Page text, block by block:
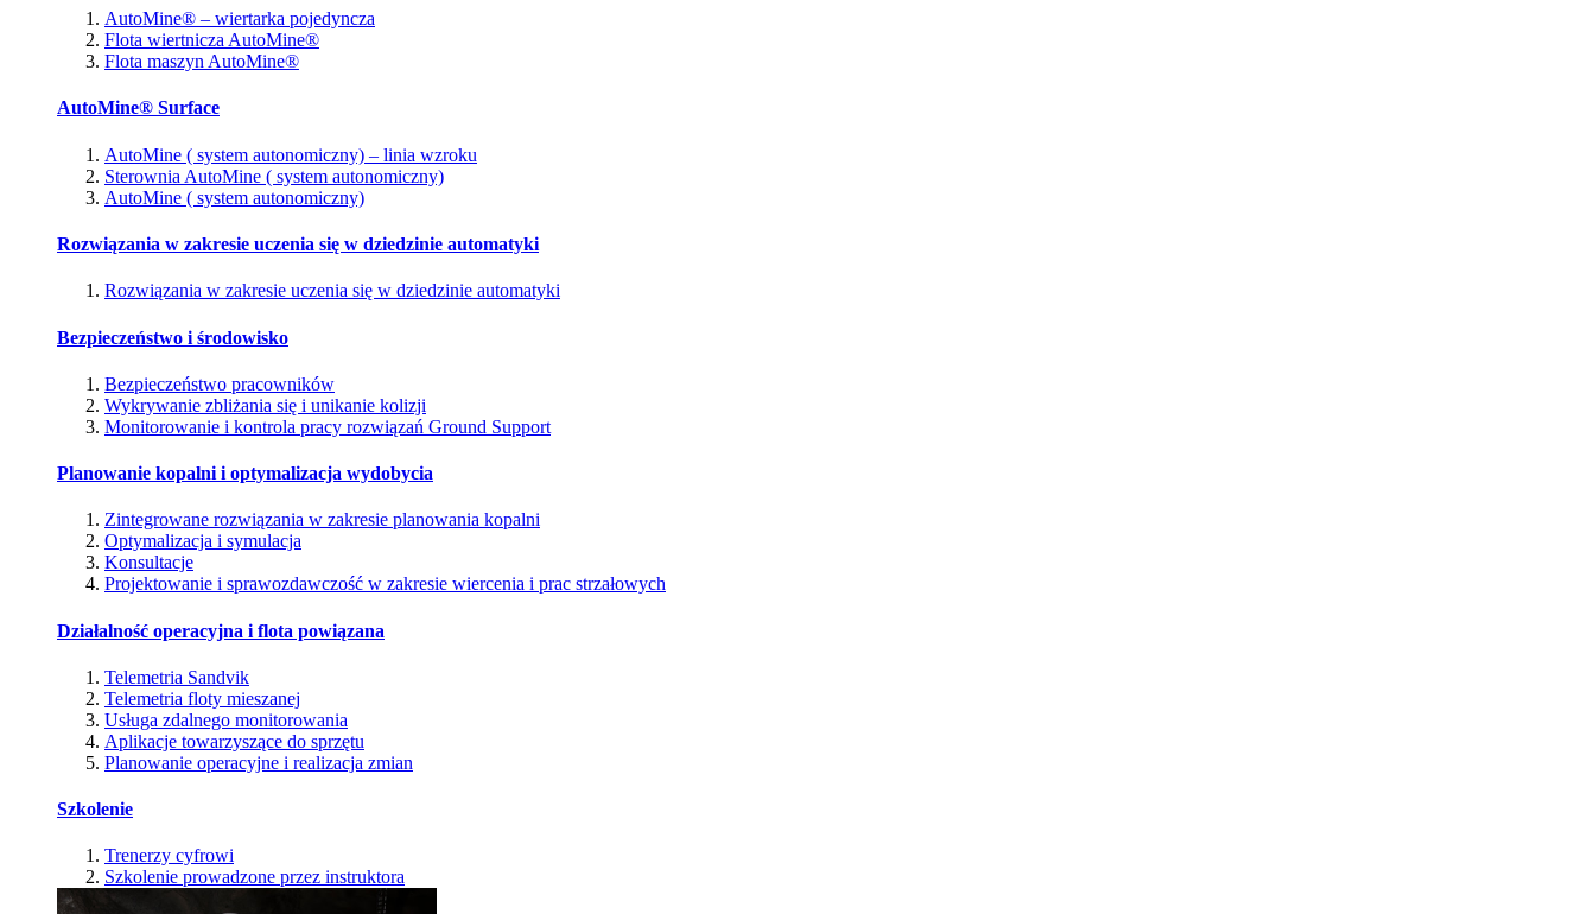
AutoMine® – wiertarka pojedyncza
Flota wiertnicza AutoMine®
Flota maszyn AutoMine®
AutoMine® Surface
AutoMine ( system autonomiczny) – linia wzroku
Sterownia AutoMine ( system autonomiczny)
AutoMine ( system autonomiczny)
Rozwiązania w zakresie uczenia się w dziedzinie automatyki
Rozwiązania w zakresie uczenia się w dziedzinie automatyki
Bezpieczeństwo i środowisko
Bezpieczeństwo pracowników
Wykrywanie zbliżania się i unikanie kolizji
Monitorowanie i kontrola pracy rozwiązań Ground Support
Planowanie kopalni i optymalizacja wydobycia
Zintegrowane rozwiązania w zakresie planowania kopalni
Optymalizacja i symulacja
Konsultacje
Projektowanie i sprawozdawczość w zakresie wiercenia i prac strzałowych
Działalność operacyjna i flota powiązana
Telemetria Sandvik
Telemetria floty mieszanej
Usługa zdalnego monitorowania
Aplikacje towarzyszące do sprzętu
Planowanie operacyjne i realizacja zmian
Szkolenie
Trenerzy cyfrowi
Szkolenie prowadzone przez instruktora